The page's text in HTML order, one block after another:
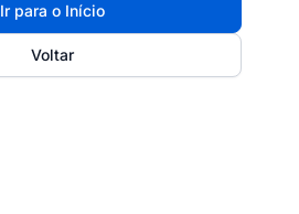
Ir para o Início
Voltar